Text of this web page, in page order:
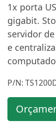
1x porta
gigabit.
servidor
e
P/N: